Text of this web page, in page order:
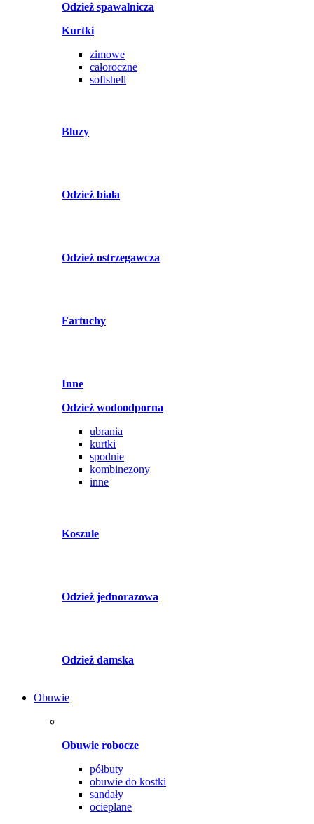
Odzież spawalnicza
Kurtki
zimowe
całoroczne
softshell
Bluzy
Odzież biała
Odzież ostrzegawcza
Fartuchy
Inne
Odzież wodoodporna
ubrania
kurtki
spodnie
kombinezony
inne
Koszule
Odzież jednorazowa
Odzież damska
Obuwie
Obuwie robocze
półbuty
obuwie do kostki
sandały
ocieplane